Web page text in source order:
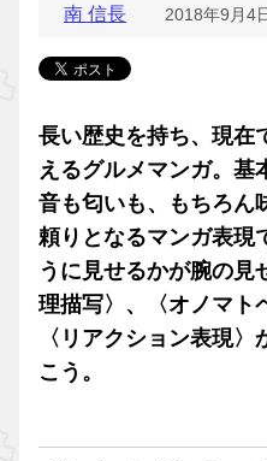
南 信長 2018年9月4
長い歴史を持ち、現在
えるグルメマンガ。基
音も匂いも、もちろん
頼りとなるマンガ表現
うに見せるかが腕の見
理描写〉、〈オノマト
〈リアクション表現
こう。